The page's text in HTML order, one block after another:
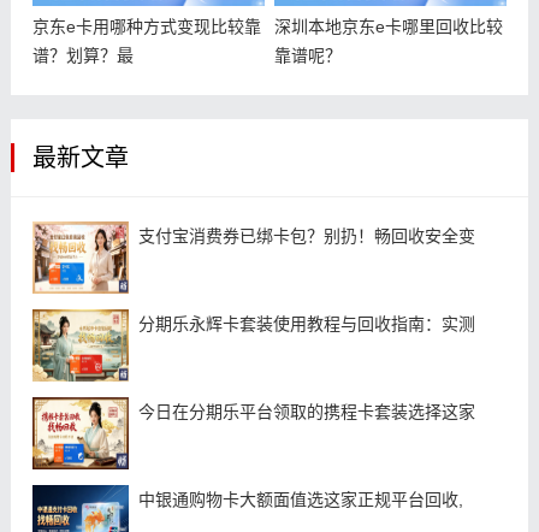
京东e卡用哪种方式变现比较靠
谱？划算？最
深圳本地京东e卡哪里回收比较
靠谱呢？
最新文章
支付宝消费券已绑卡包？别扔！畅回收安全变
分期乐永辉卡套装使用教程与回收指南：实测
今日在分期乐平台领取的携程卡套装选择这家
中银通购物卡大额面值选这家正规平台回收,